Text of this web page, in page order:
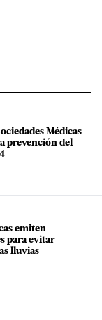
Médicas
prevención del
emiten
para evitar
lluvias